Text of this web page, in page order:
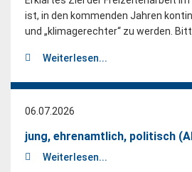
ist, in den kommenden Jahren
und „klimagerechter“ zu werden.
Weiterlesen...
06.07.2026
jung, ehrenamtlich, politisch
Weiterlesen...